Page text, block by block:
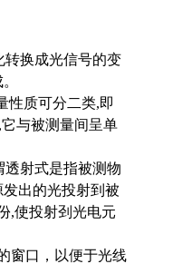
转换成光信号的变
性质可分二类,即
与被测量间呈单
透射式是指被测物
出的光投射到被
,使投射刭光电元
窗口，以便于光线